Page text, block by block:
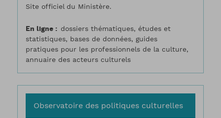
Site officiel du Ministère.
En ligne
dossiers thématiques, études et
statistiques, bases de données, guides
pratiques pour les professionnels de la culture,
annuaire des acteurs culturels
Observatoire des politiques culturelles